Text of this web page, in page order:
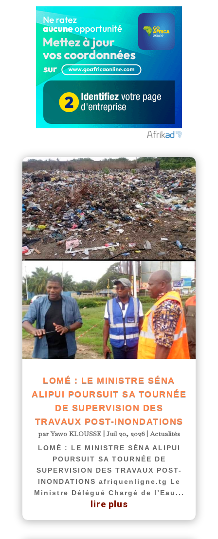
LOMÉ : LE MINISTRE SÉNA
ALIPUI POURSUIT SA TOURNÉE
DE SUPERVISION DES
TRAVAUX POST-INONDATIONS
parYawo KLOUSSE| Juil 20, 2026|Actualités
LOMÉ : LE MINISTRE SÉNA ALIPUI
POURSUIT SA TOURNÉE DE
SUPERVISION DES TRAVAUX POST-
INONDATIONS afriquenligne.tg Le
Ministre Délégué Chargé de l’Eau...
lire plus